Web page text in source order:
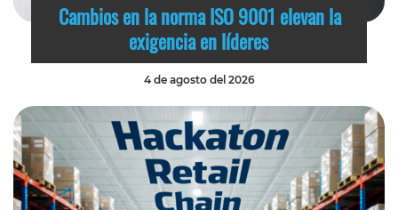
Cambios en la norma ISO 9001 elevan la
exigencia en líderes
4 de agosto del 2026